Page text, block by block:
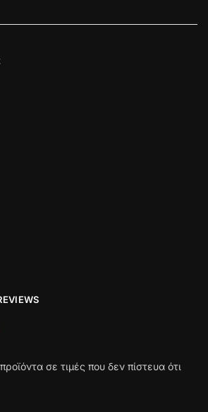
σε τιμές που δεν πίστευα ότι